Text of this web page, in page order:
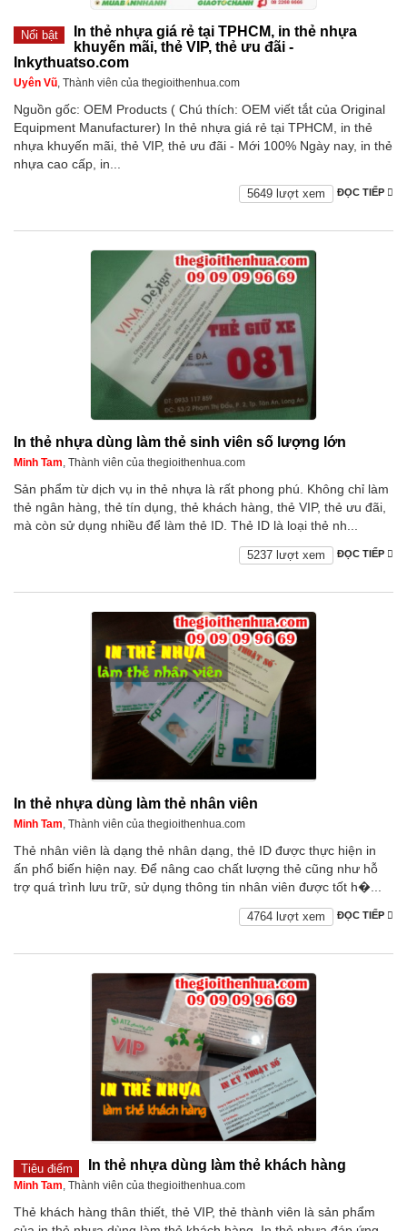
Nổi bật
In thẻ nhựa giá rẻ tại TPHCM, in thẻ nhựa
khuyến mãi, thẻ VIP, thẻ ưu đãi -
Inkythuatso.com
Uyên Vũ, Thành viên của thegioithenhua.com
Nguồn gốc: OEM Products ( Chú thích: OEM viết tắt của Original
Equipment Manufacturer) In thẻ nhựa giá rẻ tại TPHCM, in thẻ
nhựa khuyến mãi, thẻ VIP, thẻ ưu đãi - Mới 100% Ngày nay, in thẻ
nhựa cao cấp, in...
ĐỌC TIẾP
5649 lượt xem
In thẻ nhựa dùng làm thẻ sinh viên số lượng lớn
Minh Tam, Thành viên của thegioithenhua.com
Sản phẩm từ dịch vụ in thẻ nhựa là rất phong phú. Không chỉ làm
thẻ ngân hàng, thẻ tín dụng, thẻ khách hàng, thẻ VIP, thẻ ưu đãi,
mà còn sử dụng nhiều để làm thẻ ID. Thẻ ID là loại thẻ nh...
ĐỌC TIẾP
5237 lượt xem
In thẻ nhựa dùng làm thẻ nhân viên
Minh Tam, Thành viên của thegioithenhua.com
Thẻ nhân viên là dạng thẻ nhân dạng, thẻ ID được thực hiện in
ấn phổ biến hiện nay. Để nâng cao chất lượng thẻ cũng như hỗ
trợ quá trình lưu trữ, sử dụng thông tin nhân viên được tốt h�...
ĐỌC TIẾP
4764 lượt xem
Tiêu điểm In thẻ nhựa dùng làm thẻ khách hàng
Minh Tam, Thành viên của thegioithenhua.com
Thẻ khách hàng thân thiết, thẻ VIP, thẻ thành viên là sản phẩm